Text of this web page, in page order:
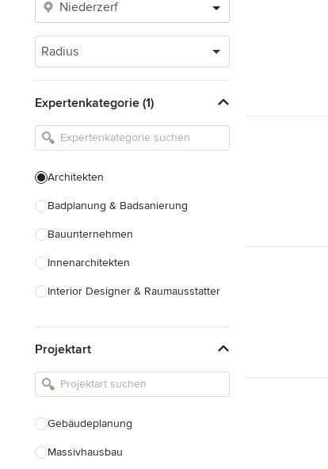
Radius
Expertenkategorie (1)
Architekten
Badplanung & Badsanierung
Bauunternehmen
Innenarchitekten
Interior Designer & Raumausstatter
Landschaftsarchitekten
Armaturen & Sanitärbedarf
Einbauschränke
Projektart
Gebäudeplanung
Massivhausbau